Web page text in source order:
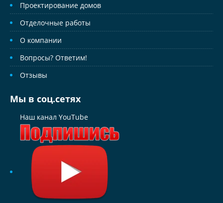
Проектирование домов
Отделочные работы
О компании
Вопросы? Ответим!
Отзывы
Мы в соц.сетях
Наш канал YouTube